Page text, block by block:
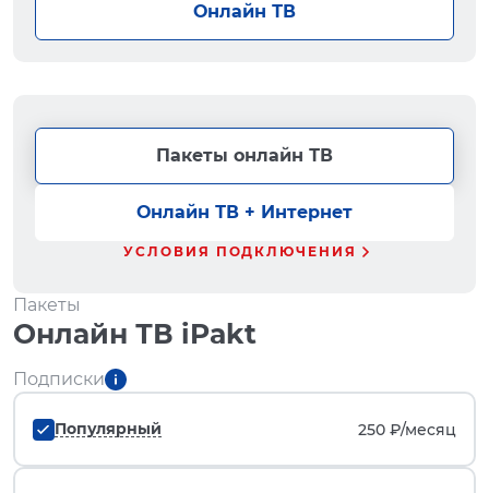
Онлайн ТВ
Пакеты онлайн ТВ
Онлайн ТВ + Интернет
УСЛОВИЯ ПОДКЛЮЧЕНИЯ
Пакеты
Онлайн ТВ iPakt
Подписки
Популярный 250 ₽/месяц